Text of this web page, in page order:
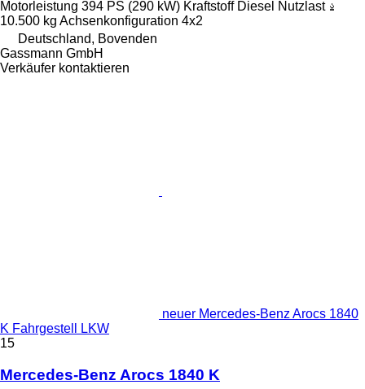
Motorleistung 394 PS (290 kW) Kraftstoff Diesel Nutzlast
10.500 kg Achsenkonfiguration 4x2
Deutschland, Bovenden
Gassmann GmbH
Verkäufer kontaktieren
neuer Mercedes-Benz Arocs 1840
K Fahrgestell LKW
15
Mercedes-Benz Arocs 1840 K